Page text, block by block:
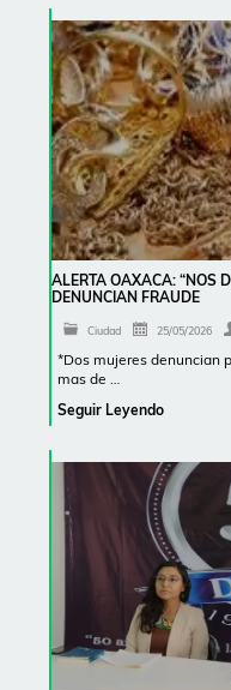
ALERTA OAXACA: “NOS
DENUNCIAN FRAUDE
Ciudad 25/05/2026
*Dos mujeres denuncian
mas de …
Seguir Leyendo